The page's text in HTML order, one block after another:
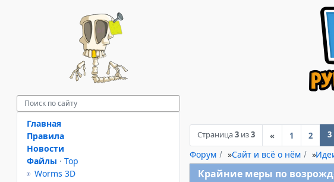
Страница3 из3 « 1 2 3
Форум »Сайт и всё о нём »
Крайние меры по
Главная
Правила
Новости
Файлы · Top
Worms 3D